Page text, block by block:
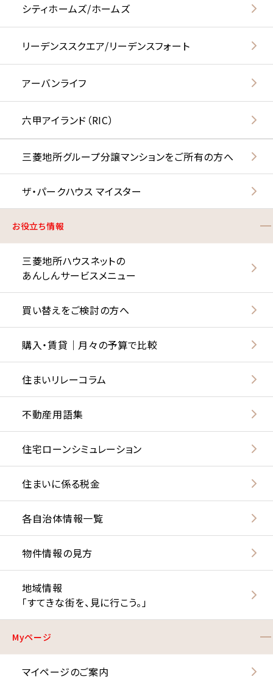
シティホームズ/ホームズ
リーデンススクエア/リーデンスフォート
アーバンライフ
六甲アイランド（RIC）
三菱地所グループ分譲マンションをご所有の方へ
ザ・パークハウス マイスター
お役立ち情報
三菱地所ハウスネットの
あんしんサービスメニュー
買い替えをご検討の方へ
購入・賃貸｜月々の予算で比較
住まいリレーコラム
不動産用語集
住宅ローンシミュレーション
住まいに係る税金
各自治体情報一覧
物件情報の見方
地域情報
「すてきな街を、見に行こう。」
Myページ
マイページのご案内